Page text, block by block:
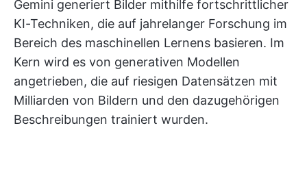
Gemini generiert Bilder mithilfe fortschrittlicher
KI-Techniken, die auf jahrelanger Forschung im
Bereich des maschinellen Lernens basieren. Im
Kern wird es von generativen Modellen
angetrieben, die auf riesigen Datensätzen mit
Milliarden von Bildern und den dazugehörigen
Beschreibungen trainiert wurden.